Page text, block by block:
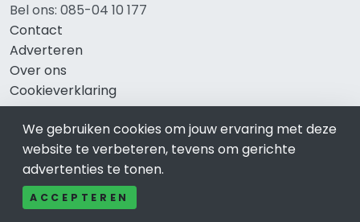
Bel ons: 085-04 10 177
Contact
Adverteren
Over ons
Cookieverklaring
Avg
Privacy
Direct naar
We gebruiken cookies om jouw ervaring met deze
website te verbeteren, tevens om gerichte
advertenties te tonen.
ACCEPTEREN